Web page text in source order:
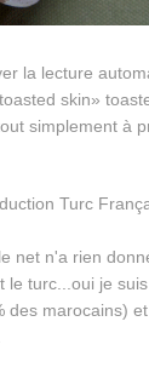
la lecture
skin»
simplement à
net n'a rien
le turc...oui je
des marocains)